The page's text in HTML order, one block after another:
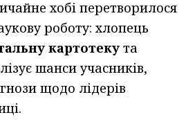
хобі перетворилося
роботу: хлопець
картотеку та
шанси учасників,
щодо лідерів